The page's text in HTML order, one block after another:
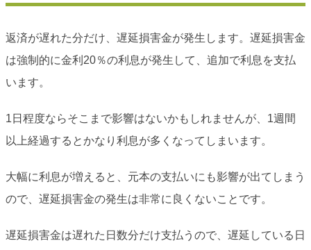
返済が遅れた分だけ、遅延損害金が発生します。遅延損害金
は強制的に金利20％の利息が発生して、追加で利息を支払
います。
1日程度ならそこまで影響はないかもしれませんが、1週間
以上経過するとかなり利息が多くなってしまいます。
大幅に利息が増えると、元本の支払いにも影響が出てしまう
ので、遅延損害金の発生は非常に良くないことです。
遅延損害金は遅れた日数分だけ支払うので、遅延している日